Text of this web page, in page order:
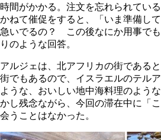
時間がかかる。注文を忘れられてい
かねて催促をすると、「いま準備し
急いでるの？ この後なにか用事で
りのような回答。
アルジェは、北アフリカの街である
街でもあるので、イスラエルのテル
ような、おいしい地中海料理のよう
かし残念ながら、今回の滞在中に「
会うことはなかった。